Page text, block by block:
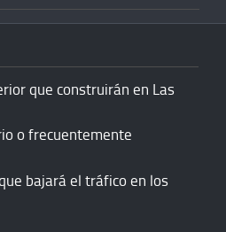
que construirán en Las
o frecuentemente
bajará el tráfico en los